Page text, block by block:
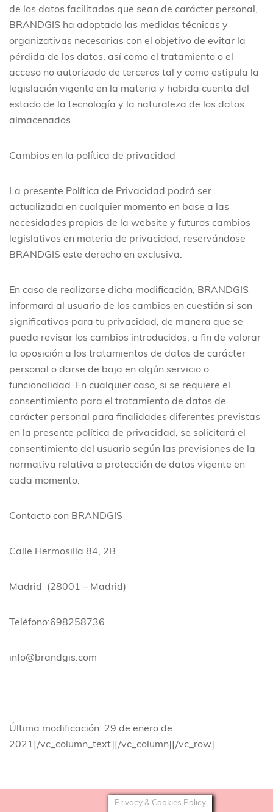
de los datos facilitados que sean de carácter personal,
BRANDGIS ha adoptado las medidas técnicas y
organizativas necesarias con el objetivo de evitar la
pérdida de los datos, así como el tratamiento o el
acceso no autorizado de terceros tal y como estipula la
legislación vigente en la materia y habida cuenta del
estado de la tecnología y la naturaleza de los datos
almacenados.
Cambios en la política de privacidad
La presente Política de Privacidad podrá ser
actualizada en cualquier momento en base a las
necesidades propias de la website y futuros cambios
legislativos en materia de privacidad, reservándose
BRANDGIS este derecho en exclusiva.
En caso de realizarse dicha modificación, BRANDGIS
informará al usuario de los cambios en cuestión si son
significativos para tu privacidad, de manera que se
pueda revisar los cambios introducidos, a fin de valorar
la oposición a los tratamientos de datos de carácter
personal o darse de baja en algún servicio o
funcionalidad. En cualquier caso, si se requiere el
consentimiento para el tratamiento de datos de
carácter personal para finalidades diferentes previstas
en la presente política de privacidad, se solicitará el
consentimiento del usuario según las previsiones de la
normativa relativa a protección de datos vigente en
cada momento.
Contacto con BRANDGIS
Calle Hermosilla 84, 2B
Madrid (28001 – Madrid)
Teléfono:698258736
info@brandgis.com
Última modificación: 29 de enero de
2021 [/vc_column_text][/vc_column][/vc_row]
Privacy & Cookies Policy